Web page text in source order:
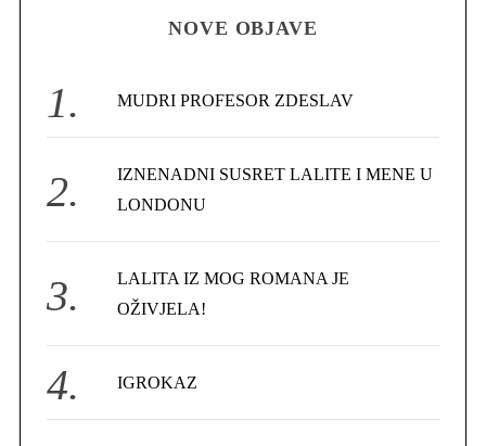
o
NOVE OBJAVE
MUDRI PROFESOR ZDESLAV
IZNENADNI SUSRET LALITE I MENE U
LONDONU
LALITA IZ MOG ROMANA JE
OŽIVJELA!
IGROKAZ